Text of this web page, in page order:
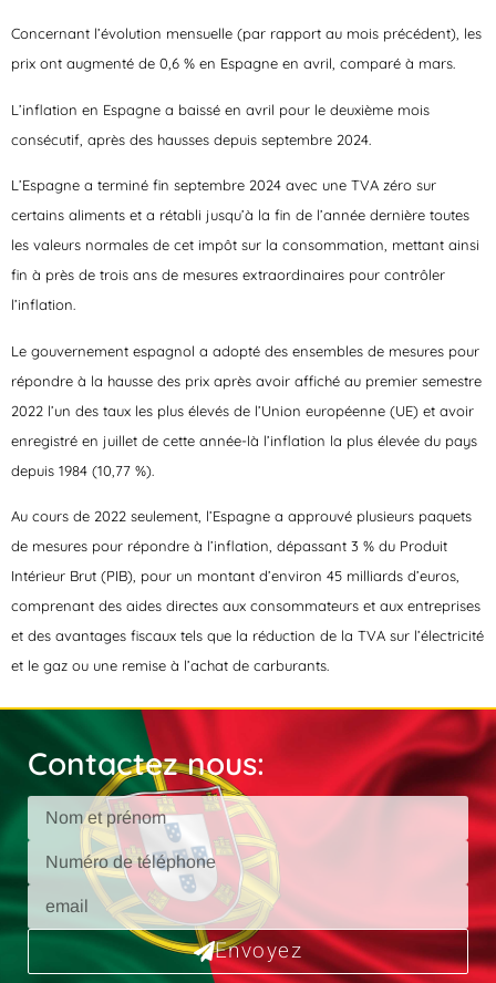
Concernant l’évolution mensuelle (par rapport au mois précédent), les
prix ont augmenté de 0,6 % en Espagne en avril, comparé à mars.
L’inflation en Espagne a baissé en avril pour le deuxième mois
consécutif, après des hausses depuis septembre 2024.
L’Espagne a terminé fin septembre 2024 avec une TVA zéro sur
certains aliments et a rétabli jusqu’à la fin de l’année dernière toutes
les valeurs normales de cet impôt sur la consommation, mettant ainsi
fin à près de trois ans de mesures extraordinaires pour contrôler
l’inflation.
Le gouvernement espagnol a adopté des ensembles de mesures pour
répondre à la hausse des prix après avoir affiché au premier semestre
2022 l’un des taux les plus élevés de l’Union européenne (UE) et avoir
enregistré en juillet de cette année-là l’inflation la plus élevée du pays
depuis 1984 (10,77 %).
Au cours de 2022 seulement, l’Espagne a approuvé plusieurs paquets
de mesures pour répondre à l’inflation, dépassant 3 % du Produit
Intérieur Brut (PIB), pour un montant d’environ 45 milliards d’euros,
comprenant des aides directes aux consommateurs et aux entreprises
et des avantages fiscaux tels que la réduction de la TVA sur l’électricité
et le gaz ou une remise à l’achat de carburants.
Contactez nous:
Envoyez